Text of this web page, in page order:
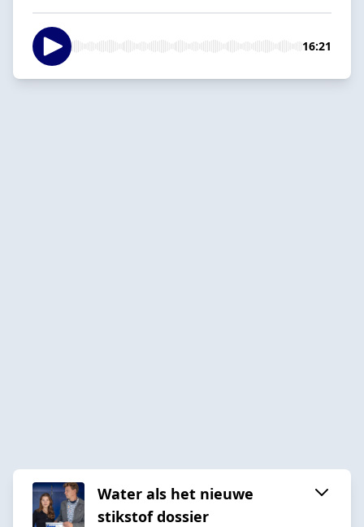
16:21
Water als het nieuwe
stikstof dossier